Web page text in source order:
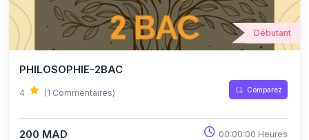
Débutant
PHILOSOPHIE-2BAC
4 (1 Commentaires) Comparez
200 MAD 00:00:00 Heures